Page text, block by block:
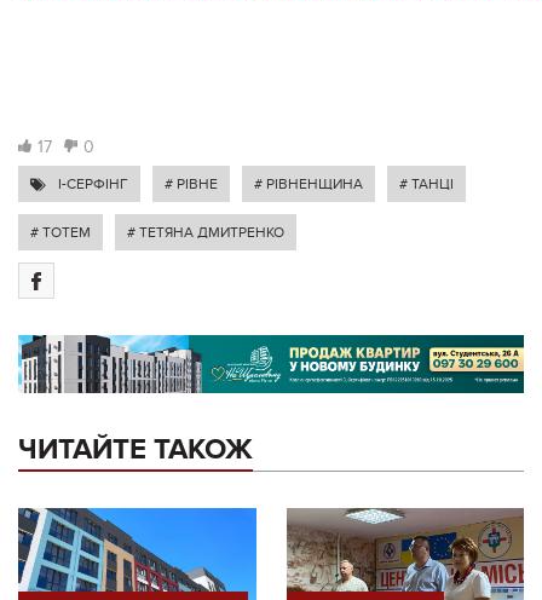
17 0
I-СЕРФІНГ # РІВНЕ # РІВНЕНЩИНА # ТАНЦІ
# ТОТЕМ # ТЕТЯНА ДМИТРЕНКО
ЧИТАЙТЕ ТАКОЖ